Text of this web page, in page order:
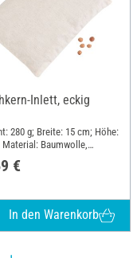
Inlett, eckig
280 g; Breite: 15 cm; Höhe:
Baumwolle,
€
In den Warenkorb